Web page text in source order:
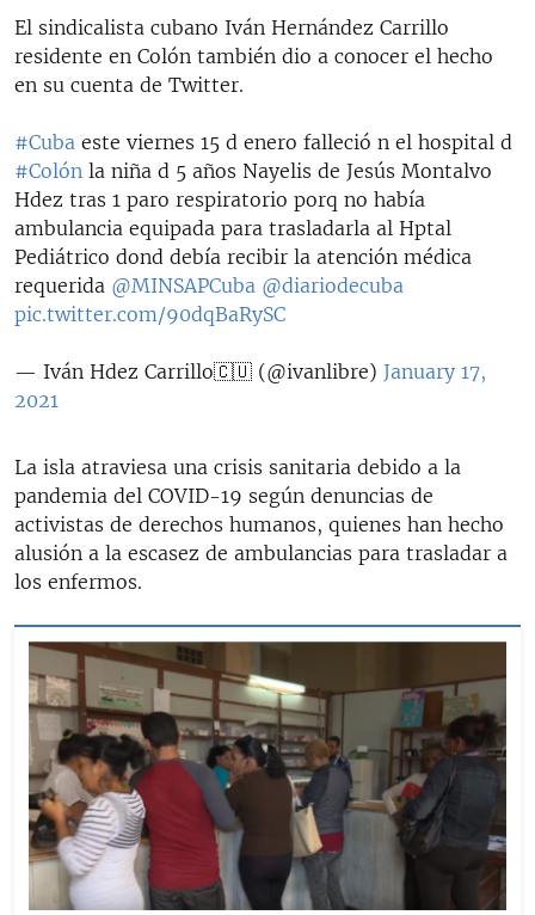
El sindicalista cubano Iván Hernández Carrillo
residente en Colón también dio a conocer el hecho
en su cuenta de Twitter.
#Cuba este viernes 15 d enero falleció n el hospital d
#Colón la niña d 5 años Nayelis de Jesús Montalvo
Hdez tras 1 paro respiratorio porq no había
ambulancia equipada para trasladarla al Hptal
Pediátrico dond debía recibir la atención médica
requerida @MINSAPCuba @diariodecuba
pic.twitter.com/90dqBaRySC
— Iván Hdez Carrillo🇨🇺 (@ivanlibre) January 17,
2021
La isla atraviesa una crisis sanitaria debido a la
pandemia del COVID-19 según denuncias de
activistas de derechos humanos, quienes han hecho
alusión a la escasez de ambulancias para trasladar a
los enfermos.